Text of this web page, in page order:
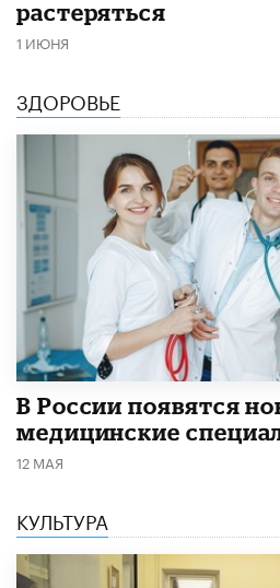
растеряться
1 ИЮНЯ
ЗДОРОВЬЕ
В России появятся
медицинские
12 МАЯ
КУЛЬТУРА